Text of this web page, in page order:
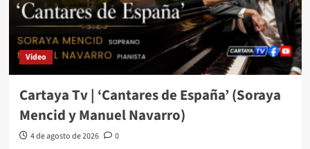
Video
Cartaya Tv | ‘Cantares de España’ (Soraya
Mencid y Manuel Navarro)
4 de agosto de 2026 0